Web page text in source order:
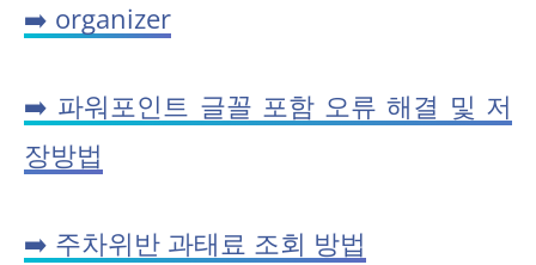
➡️ organizer
➡️ 파워포인트 글꼴 포함 오류 해결 및 저
장방법
➡️ 주차위반 과태료 조회 방법